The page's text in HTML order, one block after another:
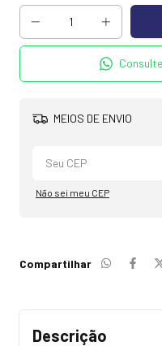
MEIOS DE ENVIO
Não sei meu CEP
Compartilhar
Descrição